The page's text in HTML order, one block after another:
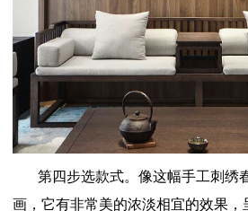
第四步选款式。像这幅手工刺绣
画，它有非常美的浓淡相宜的效果，